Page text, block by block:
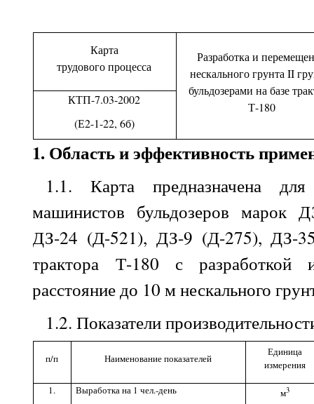
Карта
трудового процесса
Разработка и
нескального грунта II
бульдозерами на базе
Т-180
КТП-7.03-2002
(Е2-1-22, 6б)
1. Область и эффективность
1.1. Карта предназначена для
машинистов бульдозеров марок
ДЗ-24 (Д-521), ДЗ-9 (Д-275), ДЗ-
трактора Т-180 с разработкой
расстояние до 10 м нескального
1.2. Показатели
п/п Наименование показателей
Единица
измерения
1.
Выработка на 1 чел.-день м3